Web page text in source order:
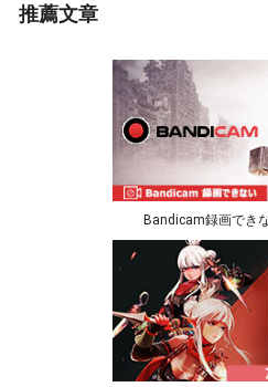
推薦文章
Bandicam録画でき